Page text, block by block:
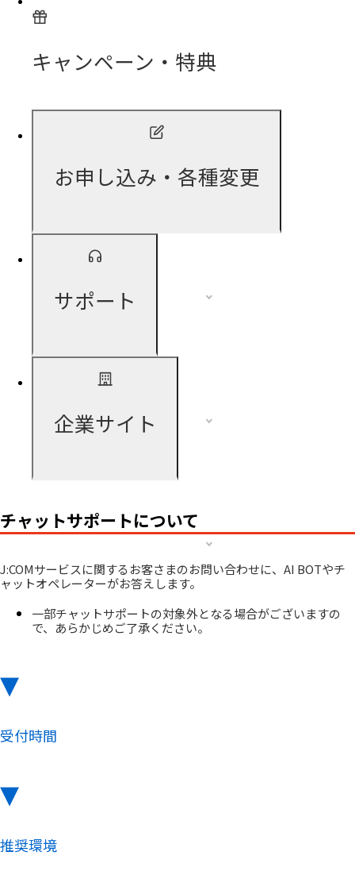
キャンペーン・特典
お申し込み・各種変更
サポート
企業サイト
チャットサポートについて
J:COMサービスに関するお客さまのお問い合わせに、AI BOTやチ
ャットオペレーターがお答えします。
一部チャットサポートの対象外となる場合がございますの
で、あらかじめご了承ください。
▾
受付時間
▾
推奨環境